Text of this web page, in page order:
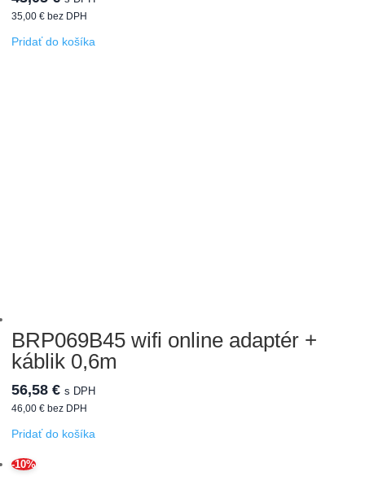
35,00 € bez DPH
Pridať do košíka
BRP069B45 wifi online adaptér +
káblik 0,6m
56,58 € s DPH
46,00 € bez DPH
Pridať do košíka
-10%